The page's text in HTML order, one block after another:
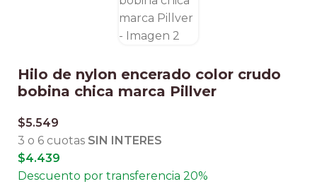
Hilo de nylon encerado color crudo
bobina chica marca Pillver
$5.549
3 o 6 cuotas SIN INTERES
$4.439
Descuento por transferencia 20%